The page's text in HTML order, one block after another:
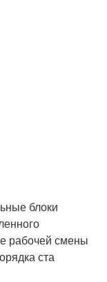
блоки
рабочей смены
ста